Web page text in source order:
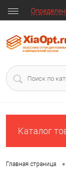
Каталог
Главная страница •